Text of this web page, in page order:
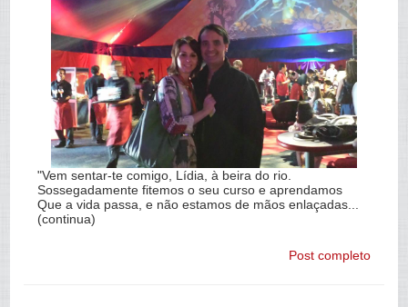
"Vem sentar-te comigo, Lídia, à beira do rio.
Sossegadamente fitemos o seu curso e aprendamos
Que a vida passa, e não estamos de mãos enlaçadas...
(continua)
Post completo